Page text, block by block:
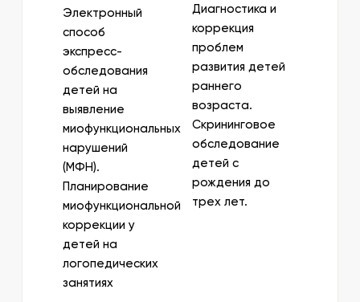
Электронный
способ
экспресс-
обследования
детей на
выявление
миофункциональных
нарушений
(МФН).
Планирование
миофункциональной
коррекции у
детей на
логопедических
занятиях
Диагностика и
коррекция
проблем
развития детей
раннего
возраста.
Скрининговое
обследование
детей с
рождения до
трех лет.